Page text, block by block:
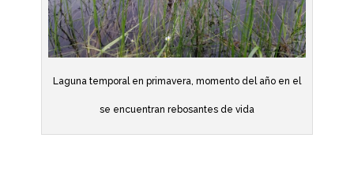
Laguna temporal en primavera, momento del año en el
se encuentran rebosantes de vida